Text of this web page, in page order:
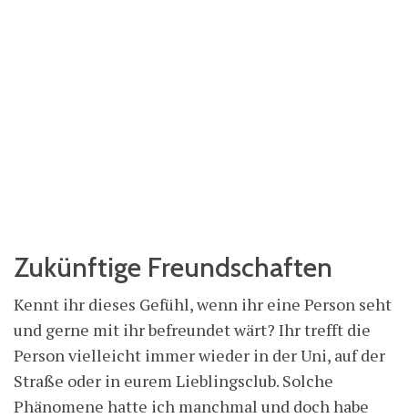
Zukünftige Freundschaften
Kennt ihr dieses Gefühl, wenn ihr eine Person seht
und gerne mit ihr befreundet wärt? Ihr trefft die
Person vielleicht immer wieder in der Uni, auf der
Straße oder in eurem Lieblingsclub. Solche
Phänomene hatte ich manchmal und doch habe